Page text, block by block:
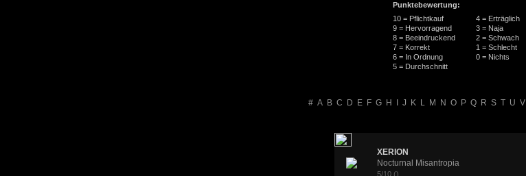
Punktebewertung:
10 = Pflichtkauf
9 = Hervorragend
8 = Beeindruckend
7 = Korrekt
6 = In Ordnung
5 = Durchschnitt
4 = Erträglich
3 = Naja
2 = Schwach
1 = Schlecht
0 = Nichts
# A B C D E F G H J K L M N O P Q R S T U V
XERION
Nocturnal Misantropia
5/10 ()